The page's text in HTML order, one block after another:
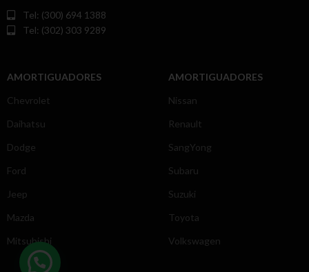
Tel: (300) 694 1388
Tel: (302) 303 9289
AMORTIGUADORES
Chevrolet
Daihatsu
Dodge
Ford
Jeep
Mazda
Mitsubishi
AMORTIGUADORES
Nissan
Renault
SangYong
Subaru
Suzuki
Toyota
Volkswagen